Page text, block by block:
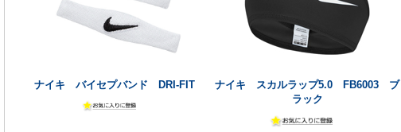
ナイキ バイセプバンド DRI-FIT
ナイキ スカルラップ5.0 FB6003 ブ
ラック